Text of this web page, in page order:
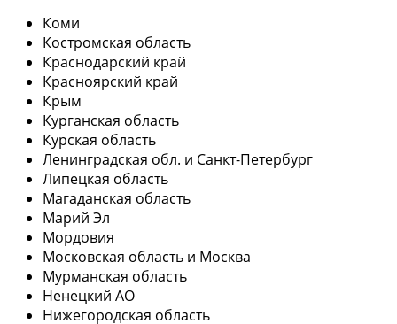
Коми
Костромская область
Краснодарский край
Красноярский край
Крым
Курганская область
Курская область
Ленинградская обл. и Санкт-Петербург
Липецкая область
Магаданская область
Марий Эл
Мордовия
Московская область и Москва
Мурманская область
Ненецкий АО
Нижегородская область